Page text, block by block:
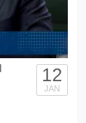
12
JAN